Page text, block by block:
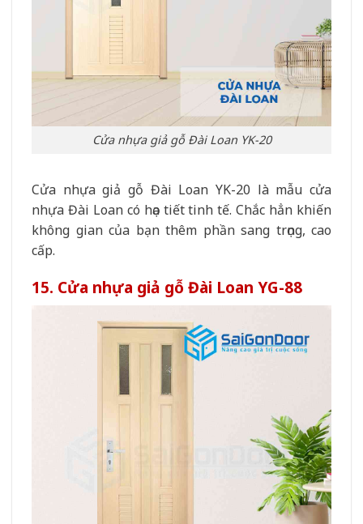
Cửa nhựa giả gỗ Đài Loan YK-20
Cửa nhựa giả gỗ Đài Loan YK-20 là mẫu cửa
nhựa Đài Loan có họa tiết tinh tế. Chắc hẳn khiến
không gian của bạn thêm phần sang trọng, cao
cấp.
15. Cửa nhựa giả gỗ Đài Loan YG-88